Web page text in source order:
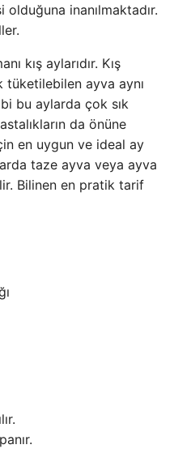
olduğuna inanılmaktadır.
kış aylarıdır. Kış
ayva aynı
bu aylarda çok sık
da önüne
en uygun ve ideal ay
taze ayva veya ayva
Bilinen en pratik tarif